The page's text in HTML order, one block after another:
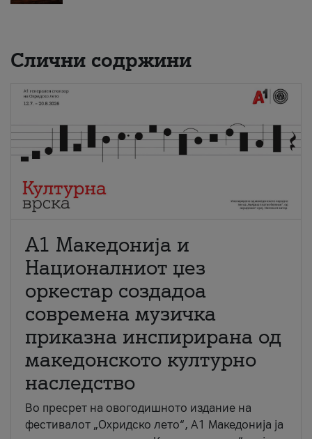
Слични содржини
А1 Македонија и
Националниот џез
оркестар создадоа
современа музичка
приказна инспирирана од
македонското културно
наследство
Во пресрет на овогодишното издание на
фестивалот „Охридско лето“, А1 Македонија ја